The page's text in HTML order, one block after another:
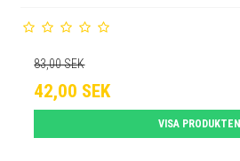
83,00 SEK
42,00 SEK
VISA PRODUKTEN